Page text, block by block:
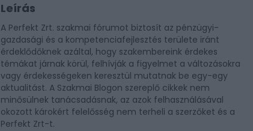
Leírás
A Perfekt Zrt. szakmai fórumot biztosít az pénzügyi-
gazdasági és a kompetenciafejlesztés területe iránt
érdeklődőknek azáltal, hogy szakembereink érdekes
témákat járnak körül, felhívják a figyelmet a változásokra
vagy érdekességeken keresztül mutatnak be egy-egy
aktualitást. A Szakmai Blogon szereplő cikkek nem
minősülnek tanácsadásnak, az azok felhasználásával
okozott károkért felelősség nem terheli a szerzőket és a
Perfekt Zrt-t.